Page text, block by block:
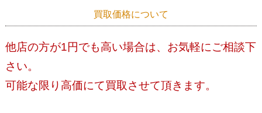
買取価格について
他店の方が1円でも高い場合は、お気軽にご相談下
さい。
可能な限り高価にて買取させて頂きます。